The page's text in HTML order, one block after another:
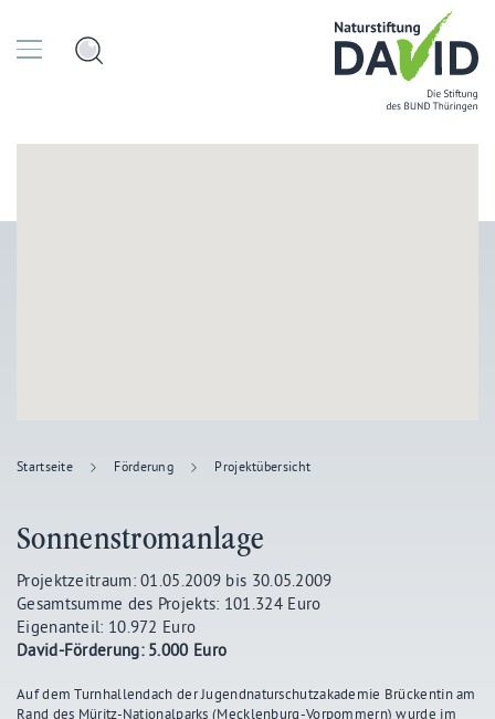
Startseite Förderung Projektübersicht
Sonnenstromanlage
Projektzeitraum: 01.05.2009 bis 30.05.2009
Gesamtsumme des Projekts: 101.324 Euro
Eigenanteil: 10.972 Euro
David-Förderung: 5.000 Euro
Auf dem Turnhallendach der Jugendnaturschutzakademie Brückentin am
Rand des Müritz-Nationalparks (Mecklenburg-Vorpommern) wurde im